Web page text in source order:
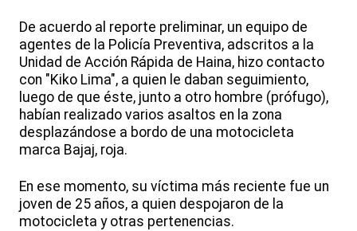
De acuerdo al reporte preliminar, un equipo de
agentes de la Policía Preventiva, adscritos a la
Unidad de Acción Rápida de Haina, hizo contacto
con "Kiko Lima", a quien le daban seguimiento,
luego de que éste, junto a otro hombre (prófugo),
habían realizado varios asaltos en la zona
desplazándose a bordo de una motocicleta
marca Bajaj, roja.
En ese momento, su víctima más reciente fue un
joven de 25 años, a quien despojaron de la
motocicleta y otras pertenencias.